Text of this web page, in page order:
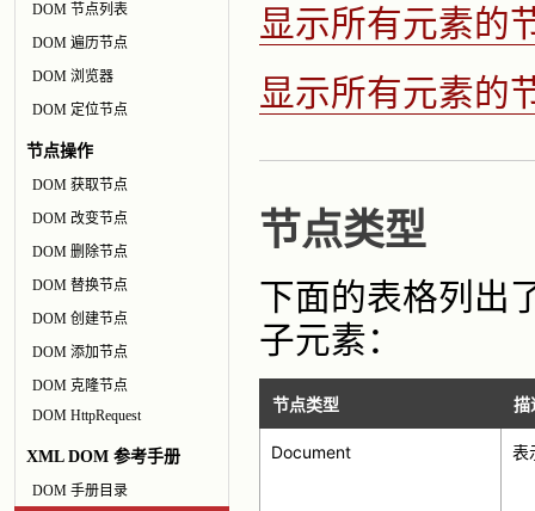
DOM 节点列表
DOM 遍历节点
DOM 浏览器
DOM 定位节点
节点操作
DOM 获取节点
DOM 改变节点
DOM 删除节点
DOM 替换节点
DOM 创建节点
DOM 添加节点
DOM 克隆节点
DOM HttpRequest
XML DOM 参考手册
DOM 手册目录
显示所有元素的
显示所有元素的
节点类型
下面的表格列出
子元素：
节点类型 描
Document 表